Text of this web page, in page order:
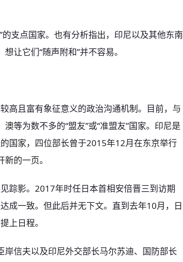
支点国家。也有分析指出，印尼以及其他东南
让它们“随声附和”并不容易。
高且富有象征意义的政治沟通机制。目前，与
等为数不多的“盟友”或“准盟友”国家。印尼是
国家，四位部长曾于2015年12月在东京举行
的一页。
踪影。2017年时任日本首相安倍晋三到访期
成一致。但此后并无下文。直到去年10月，日
上日程。
信夫以及印尼外交部长马尔苏迪、国防部长